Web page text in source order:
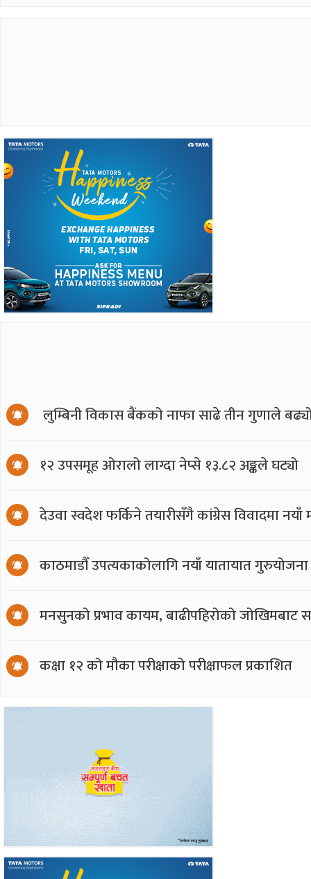
लुम्बिनी विकास बैंकको नाफा साढे तीन गुणाले
१२ उपसमूह ओरालो लाग्दा नेप्से १३.८२ अङ्कले घट्यो
देउवा स्वदेश फर्किने तयारीसँगै कांग्रेस विवादमा
काठमाडौँ उपत्यकाकोलागि नयाँ यातायात
मनसुनको प्रभाव कायम, बाढीपहिरोको जोखिमबाट
कक्षा १२ को मौका परीक्षाको परीक्षाफल प्रकाशित